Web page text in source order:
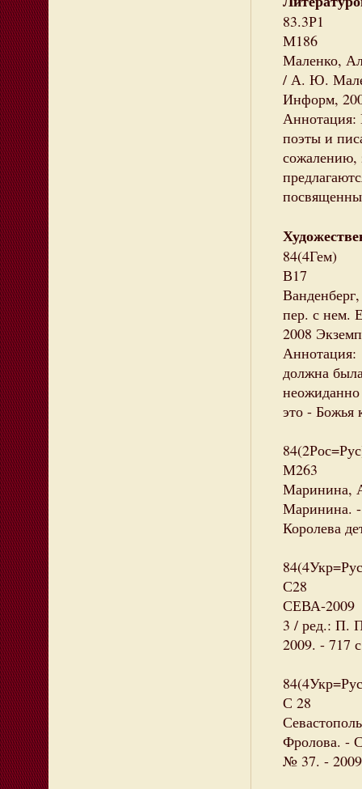
83.3Р1
М186
Маленко,
/ А. Ю.
Информ,
Аннотация:
поэты и
сожалению,
84(4Гем)
В17
пер. с нем.
2008
Аннотация:
должна
это - Божья
М263
Маринина,
Маринина.
Королева
С28
СЕВА-2009 :
3 / ред.: П.
2009. - 717
С 28
Фролова. -
№ 37. -